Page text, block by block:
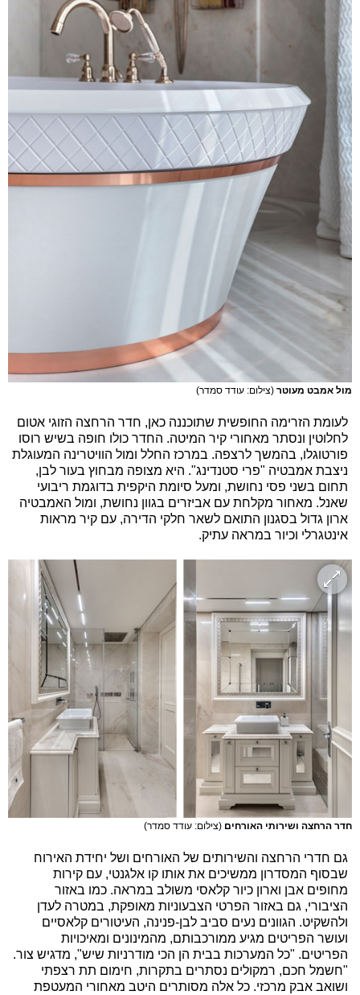
מול אמבט מעוטר (צילום: עודד סמדר)
לעומת הזרימה החופשית שתוכננה כאן, חדר הרחצה הזוגי אטום
לחלוטין ונסתר מאחורי קיר המיטה. החדר כולו חופה בשיש רוסו
פורטוגלו, בהמשך לרצפה. במרכז החלל ומול הוויטרינה המעוגלת
ניצבת אמבטיה "פרי סטנדינג". היא מצופה מבחוץ בעור לבן,
תחום בשני פסי נחושת, ומעל סיומת היקפית בדוגמת ריבועי
שאנל. מאחור מקלחת עם אביזרים בגוון נחושת, ומול האמבטיה
ארון גדול בסגנון התואם לשאר חלקי הדירה, עם קיר מראות
אינטגרלי וכיור במראה עתיק.
חדר הרחצה ושירותי האורחים (צילום: עודד סמדר)
גם חדרי הרחצה והשירותים של האורחים ושל יחידת האירוח
שבסוף המסדרון ממשיכים את אותו קו אלגנטי, עם קירות
מחופים אבן וארון כיור קלאסי משולב במראה. כמו באזור
הציבורי, גם באזור הפרטי הצבעוניות מאופקת, במטרה לעדן
ולהשקיט. הגוונים נעים סביב לבן-פנינה, העיטורים קלאסיים
ועושר הפריטים מגיע ממורכבותם, מהמינונים ומאיכויות
הפריטים. "כל המערכות בבית הן הכי מודרניות שיש", מדגיש צור.
"חשמל חכם, רמקולים נסתרים בתקרות, חימום תת רצפתי
ושואב אבק מרכזי. כל אלה מסותרים היטב מאחורי המעטפת